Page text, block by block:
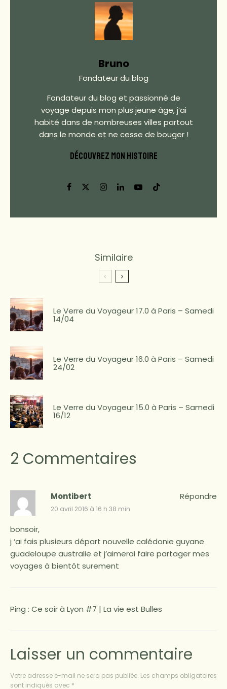
Bruno
Fondateur du blog
Fondateur du blog et passionné de
voyage depuis mon plus jeune âge, j’ai
habité dans de nombreuses villes partout
dans le monde et ne cesse de bouger !
DÉCOUVREZ MON HISTOIRE
Similaire
Le Verre du Voyageur 17.0 à Paris – Samedi
14/04
Le Verre du Voyageur 16.0 à Paris – Samedi
24/02
Le Verre du Voyageur 15.0 à Paris – Samedi
16/12
2 Commentaires
Montibert
20 avril 2016 à 16 h 38 min
bonsoir,
j ‘ai fais plusieurs départ nouvelle calédonie guyane
guadeloupe australie et j’aimerai faire partager mes
voyages à bientôt surement
Répondre
Ping : Ce soir à Lyon #7 | La vie est Bulles
Laisser un commentaire
Votre adresse e-mail ne sera pas publiée. Les champs obligatoires
sont indiqués avec *